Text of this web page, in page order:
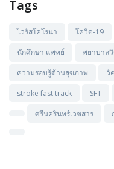
Tags
ไวรัสโคโรนา โควิด-19
นักศึกษา แพทย์
พยาบาล
ความรอบรู้ด้านสุขภาพ
วั
stroke fast track
SFT
ศรีนครินทร์เวชสาร